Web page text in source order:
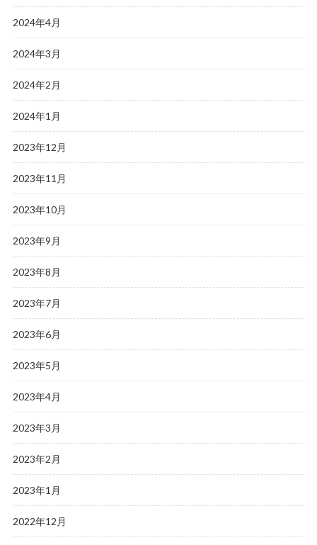
2024年4月
2024年3月
2024年2月
2024年1月
2023年12月
2023年11月
2023年10月
2023年9月
2023年8月
2023年7月
2023年6月
2023年5月
2023年4月
2023年3月
2023年2月
2023年1月
2022年12月